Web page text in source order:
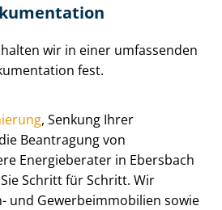
wir in einer umfassenden
fest.
, Senkung Ihrer
Beantragung von
Energieberater in Ebersbach
Schritt für Schritt. Wir
und Ge­wer­be­im­mo­bi­li­en sowie